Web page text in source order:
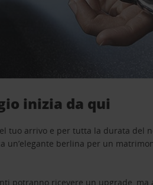
inizia da qui
tuo arrivo e per tutta la durata del
un’elegante berlina per un
potranno ricevere un upgrade,